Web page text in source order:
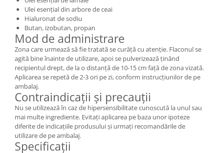
Ulei esențial din arbore de ceai
Hialuronat de sodiu
Butan, izobutan, propan
Mod de administrare
Zona care urmează să fie tratată se curăță cu atenție. Flaconul se
agită bine înainte de utilizare, apoi se pulverizează ținând
recipientul drept, de la o distanță de 10-15 cm față de zona vizată.
Aplicarea se repetă de 2-3 ori pe zi, conform instrucțiunilor de pe
ambalaj.
Contraindicații și precauții
Nu se utilizează în caz de hipersensibilitate cunoscută la unul sau
mai multe ingrediente. Evitați aplicarea pe baza unor ipoteze
diferite de indicațiile produsului și urmați recomandările de
utilizare de pe ambalaj.
Specificații